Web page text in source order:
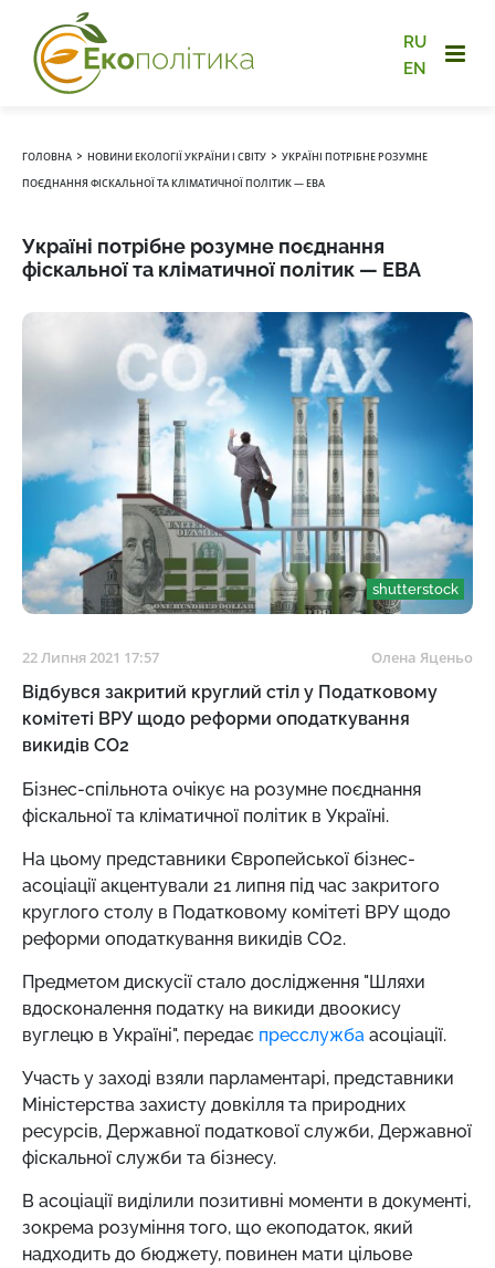
RU
EN
ГОЛОВНА › НОВИНИ ЕКОЛОГІЇ УКРАЇНИ І СВІТУ › УКРАЇНІ ПОТРІБНЕ РОЗУМНЕ
ПОЄДНАННЯ ФІСКАЛЬНОЇ ТА КЛІМАТИЧНОЇ ПОЛІТИК — EBA
Україні потрібне розумне поєднання
фіскальної та кліматичної політик — EBA
shutterstock
22 Липня 2021 17:57 Олена Яценьо
Відбувся закритий круглий стіл у Податковому
комітеті ВРУ щодо реформи оподаткування
викидів СО2
Бізнес-спільнота очікує на розумне поєднання
фіскальної та кліматичної політик в Україні.
На цьому представники Європейської бізнес-
асоціації акцентували 21 липня під час закритого
круглого столу в Податковому комітеті ВРУ щодо
реформи оподаткування викидів СО2.
Предметом дискусії стало дослідження "Шляхи
вдосконалення податку на викиди двоокису
вуглецю в Україні", передає пресслужба асоціації.
Участь у заході взяли парламентарі, представники
Міністерства захисту довкілля та природних
ресурсів, Державної податкової служби, Державної
фіскальної служби та бізнесу.
В асоціації виділили позитивні моменти в документі,
зокрема розуміння того, що екоподаток, який
надходить до бюджету, повинен мати цільове